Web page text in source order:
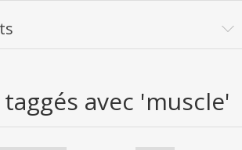
avec 'muscle'